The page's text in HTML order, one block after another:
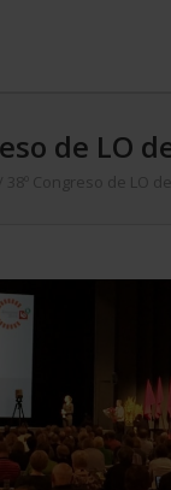
de LO
38º Congreso de LO